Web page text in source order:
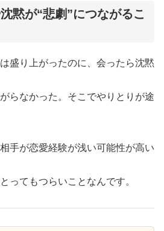
黙が“悲劇”につながるこ
盛り上がったのに、会ったら沈黙
らなかった。そこでやりとりが途
手が恋愛経験が浅い可能性が高い
ってもつらいことなんです。